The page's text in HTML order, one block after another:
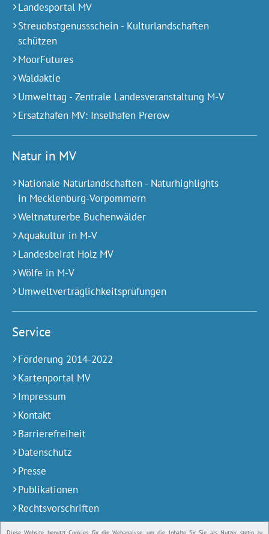
Landesportal MV
Streuobstgenussschein - Kulturlandschaften
schützen
MoorFutures
Waldaktie
Umwelttag - Zentrale Landesveranstaltung M-V
Ersatzhafen MV: Inselhafen Prerow
Natur in MV
Nationale Naturlandschaften - Naturhighlights
in Mecklenburg-Vorpommern
Weltnaturerbe Buchenwälder
Aquakultur in M-V
Landesbeirat Holz MV
Wölfe in M-V
Umweltverträglichkeitsprüfungen
Service
Förderung 2014-2022
Kartenportal MV
Impressum
Kontakt
Barrierefreiheit
Datenschutz
Presse
Publikationen
Rechtsvorschriften